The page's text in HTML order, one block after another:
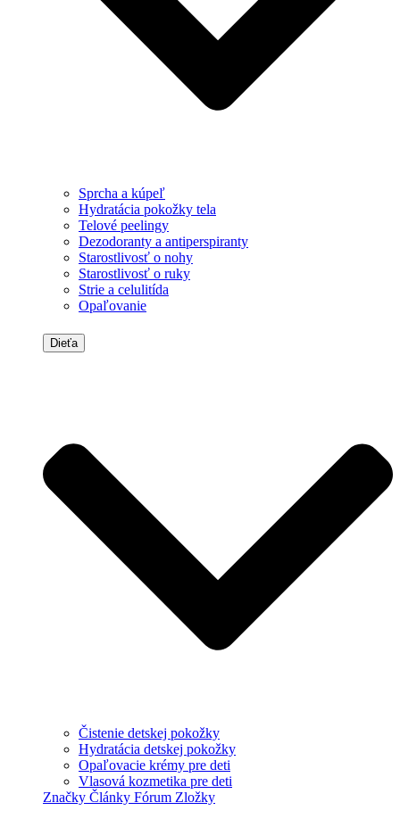
Sprcha a kúpeľ
Hydratácia pokožky tela
Telové peelingy
Dezodoranty a antiperspiranty
Starostlivosť o nohy
Starostlivosť o ruky
Strie a celulitída
Opaľovanie
Dieťa
Čistenie detskej pokožky
Hydratácia detskej pokožky
Opaľovacie krémy pre deti
Vlasová kozmetika pre deti
Značky Články Fórum Zložky